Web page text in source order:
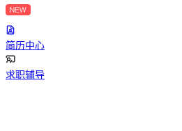
简历中心
求职辅导